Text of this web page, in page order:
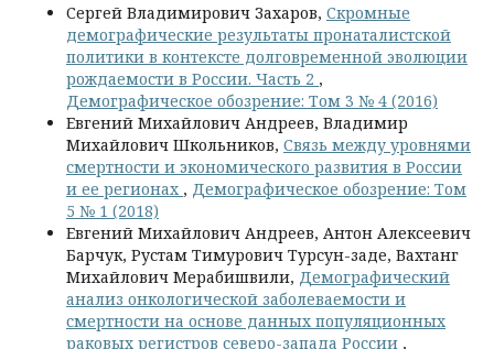
Сергей Владимирович Захаров, Скромные
демографические результаты пронаталистской
политики в контексте долговременной эволюции
рождаемости в России. Часть 2 ,
Демографическое обозрение: Том 3 № 4 (2016)
Евгений Михайлович Андреев, Владимир
Михайлович Школьников, Связь между уровнями
смертности и экономического развития в России
и ее регионах , Демографическое обозрение: Том
5 № 1 (2018)
Евгений Михайлович Андреев, Антон Алексеевич
Барчук, Рустам Тимурович Турсун-заде, Вахтанг
Михайлович Мерабишвили, Демографический
анализ онкологической заболеваемости и
смертности на основе данных популяционных
раковых регистров северо-запада России ,